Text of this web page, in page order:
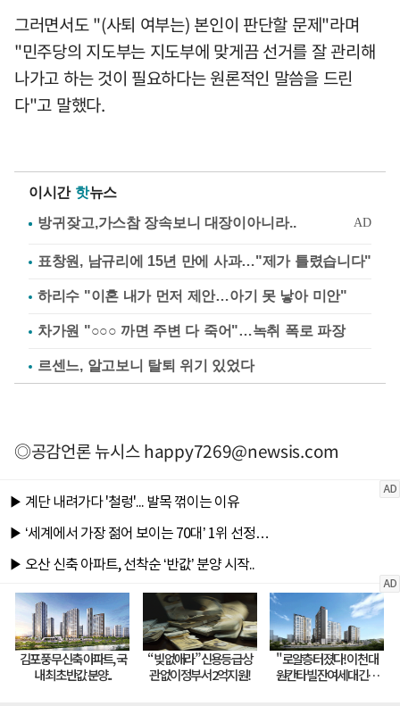
그러면서도 "(사퇴 여부는) 본인이 판단할 문제"라며
"민주당의 지도부는 지도부에 맞게끔 선거를 잘 관리해
나가고 하는 것이 필요하다는 원론적인 말씀을 드린
다"고 말했다.
이시간 핫뉴스
표창원, 남규리에 15년 만에 사과…"제가 틀렸습니다"
하리수 "이혼 내가 먼저 제안…아기 못 낳아 미안"
차가원 "○○○ 까면 주변 다 죽어"…녹취 폭로 파장
르센느, 알고보니 탈퇴 위기 있었다
◎공감언론 뉴시스happy7269@newsis.com